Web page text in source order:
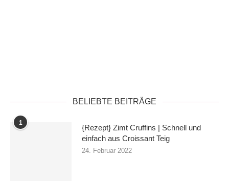
BELIEBTE BEITRÄGE
1
{Rezept} Zimt Cruffins | Schnell und
einfach aus Croissant Teig
24. Februar 2022